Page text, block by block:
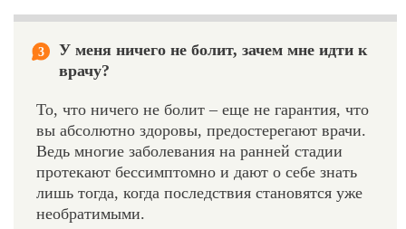
3
У меня ничего не болит, зачем мне идти к
врачу?
То, что ничего не болит – еще не гарантия, что
вы абсолютно здоровы, предостерегают врачи.
Ведь многие заболевания на ранней стадии
протекают бессимптомно и дают о себе знать
лишь тогда, когда последствия становятся уже
необратимыми.